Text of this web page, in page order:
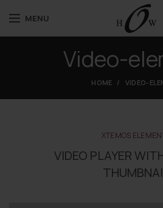
MENU
Video-
HOME VIDEO-
XTEMOS
VIDEO PLAYER